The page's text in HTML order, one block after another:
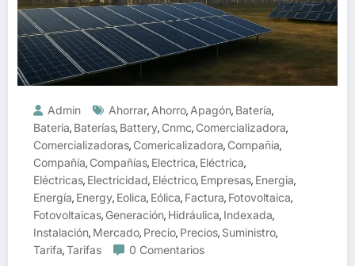
Admin Ahorrar, Ahorro, Apagón, Batería,
Bateria, Baterías, Battery, Cnmc, Comercializadora,
Comercializadoras, Comericalizadora, Compañia,
Compañía, Compañías, Electrica, Eléctrica,
Eléctricas, Electricidad, Eléctrico, Empresas, Energia,
Energía, Energy, Eolica, Eólica, Factura, Fotovoltaica,
Fotovoltaicas, Generación, Hidráulica, Indexada,
Instalación, Mercado, Precio, Precios, Suministro,
Tarifa,Tarifas 0 Comentarios